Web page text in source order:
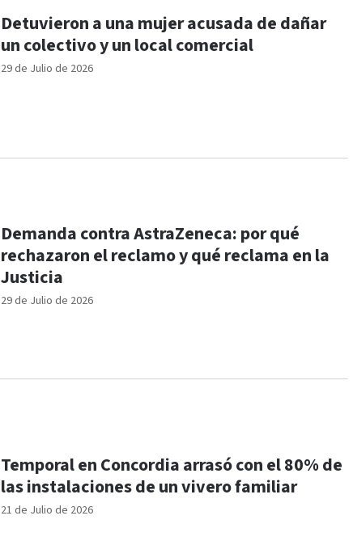
29 de Julio de 2026
Detuvieron a una mujer acusada de dañar
un colectivo y un local comercial
29 de Julio de 2026
Demanda contra AstraZeneca: por qué
rechazaron el reclamo y qué reclama en la
Justicia
21 de Julio de 2026
Temporal en Concordia arrasó con el 80% de
las instalaciones de un vivero familiar